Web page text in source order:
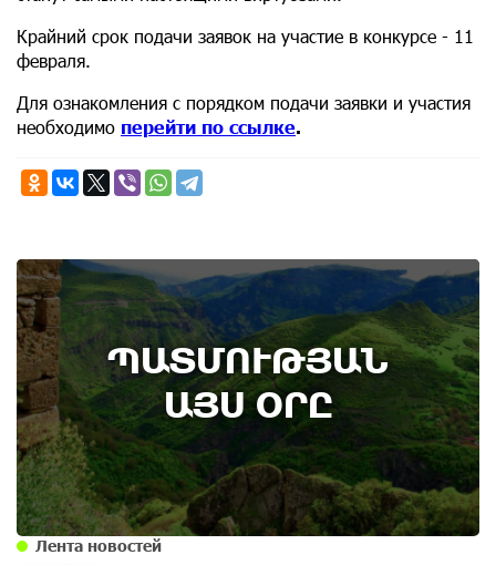
Крайний срок подачи заявок на участие в конкурсе - 11
февраля.
Для ознакомления с порядком подачи заявки и участия
необходимо перейти по ссылке.
ՊԱՏՄՈՒԹՅԱՆ
ԱՅՍ ՕՐԸ
9th of August
Административный суд удовлетворил иск ААЦ
по делу монастыря Ованаванк
Лента новостей